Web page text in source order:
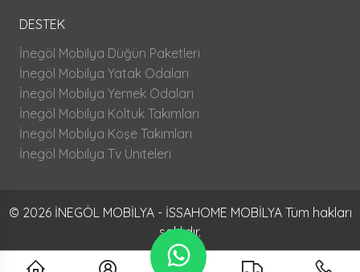
DESTEK
İnegöl Mobilya Düğün Paketleri
İnegöl Mobilya Yatak Odaları
İnegöl Mobilya Yemek Odaları
İnegöl Mobilya Koltuk Takımları
İnegöl Mobilya Köşe Takımları
İnegöl Mobilya Tv Üniteleri
© 2026 İNEGÖL MOBİLYA - İSSAHOME MOBİLYA Tüm hakları
saklıdır.